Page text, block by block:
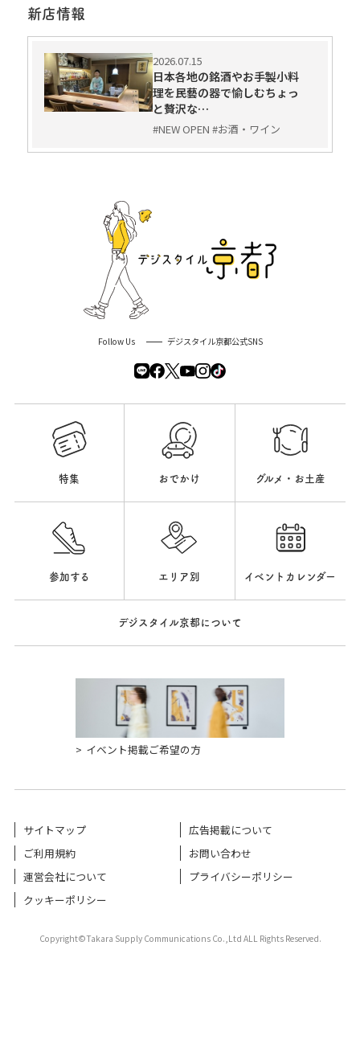
新店情報
2026.07.15
日本各地の銘酒やお手製小料
理を民藝の器で愉しむちょっ
と贅沢な…
#NEW OPEN #お酒・ワイン
Follow Us デジスタイル京都公式SNS
特集 おでかけ グルメ・お土産
参加する エリア別 イベントカレンダー
デジスタイル京都について
イベント掲載ご希望の方
サイトマップ
広告掲載について
ご利用規約
お問い合わせ
運営会社について
プライバシーポリシー
クッキーポリシー
Copyright©Takara Supply Communications Co.,Ltd ALL Rights Reserved.